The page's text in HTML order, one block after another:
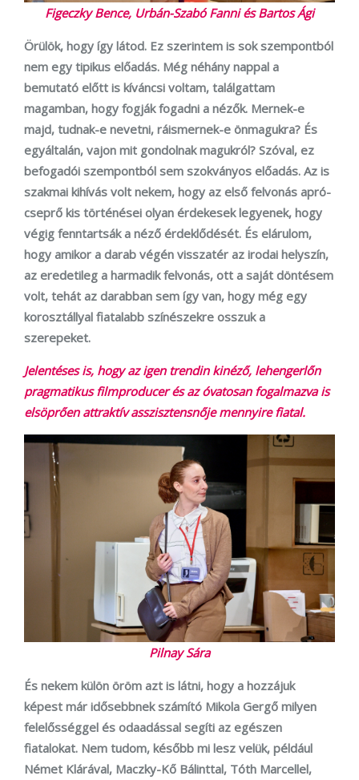
Figeczky Bence, Urbán-Szabó Fanni és Bartos Ági
Örülök, hogy így látod. Ez szerintem is sok szempontból
nem egy tipikus előadás. Még néhány nappal a
bemutató előtt is kíváncsi voltam, találgattam
magamban, hogy fogják fogadni a nézők. Mernek-e
majd, tudnak-e nevetni, ráismernek-e önmagukra? És
egyáltalán, vajon mit gondolnak magukról? Szóval, ez
befogadói szempontból sem szokványos előadás. Az is
szakmai kihívás volt nekem, hogy az első felvonás apró-
cseprő kis történései olyan érdekesek legyenek, hogy
végig fenntartsák a néző érdeklődését. És elárulom,
hogy amikor a darab végén visszatér az irodai helyszín,
az eredetileg a harmadik felvonás, ott a saját döntésem
volt, tehát az darabban sem így van, hogy még egy
korosztállyal fiatalabb színészekre osszuk a
szerepeket.
Jelentéses is, hogy az igen trendin kinéző, lehengerlőn
pragmatikus filmproducer és az óvatosan fogalmazva is
elsöprően attraktív asszisztensnője mennyire fiatal.
Pilnay Sára
És nekem külön öröm azt is látni, hogy a hozzájuk
képest már idősebbnek számító Mikola Gergő milyen
felelősséggel és odaadással segíti az egészen
fiatalokat. Nem tudom, később mi lesz velük, például
Német Klárával, Maczky-Kő Bálinttal, Tóth Marcellel,